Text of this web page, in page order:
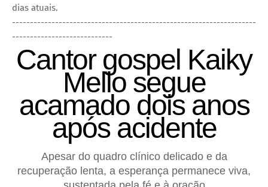
dias atuais.
--------------------------------------------------------------------
----------------------------
Cantor gospel Kaiky
Mello segue
acamado dois anos
após acidente
Apesar do quadro clínico delicado e da
recuperação lenta, a esperança permanece viva,